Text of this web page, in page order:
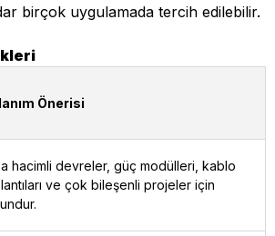
birçok uygulamada tercih edilebilir.
Önerisi
hacimli devreler, güç modülleri, kablo
ve çok bileşenli projeler için